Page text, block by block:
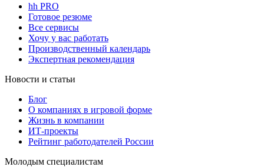
hh PRO
Готовое резюме
Все сервисы
Хочу у вас работать
Производственный календарь
Экспертная рекомендация
Новости и статьи
Блог
О компаниях в игровой форме
Жизнь в компании
ИТ-проекты
Рейтинг работодателей России
Молодым специалистам